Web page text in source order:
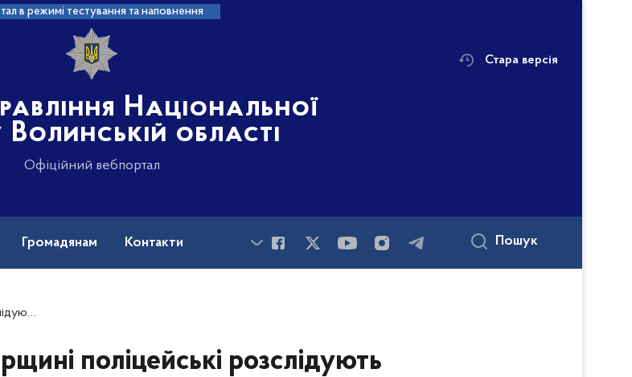
в режимі тестування та наповнення
Національної
Волинській області
Офіційний вебпортал
Стара версія
Громадянам Контакти Пошук
поліцейські розслідують